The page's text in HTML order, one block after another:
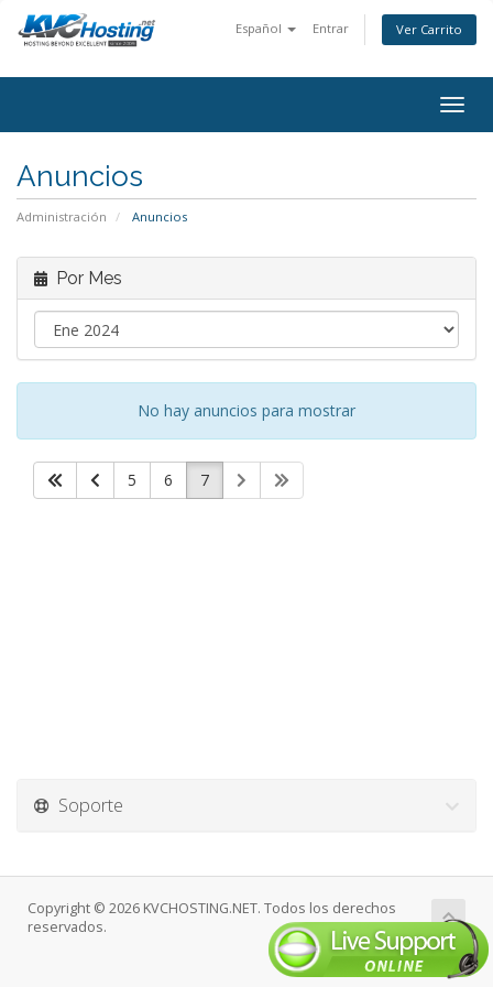
Español Entrar Ver Carrito
Anuncios
Administración Anuncios
Por Mes
No hay anuncios para mostrar
5 6 7
Soporte
Copyright © 2026 KVCHOSTING.NET. Todos los derechos
reservados.